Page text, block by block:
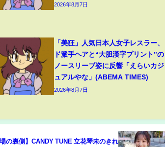
2026年8月7日
「美狂」人気日本人女子レスラー、
ド派手ヘアと“大胆漢字プリント”の
ノースリーブ姿に反響「えらいカジ
ュアルやな」(ABEMA TIMES)
2026年8月7日
場の裏側】CANDY TUNE 立花琴未のきれ